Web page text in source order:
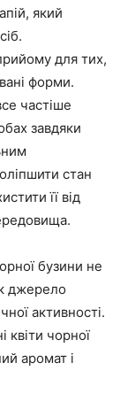
який
для тих,
форми.
частіше
завдяки
стан
її від
бузини не
джерело
активності.
квіти чорної
аромат і